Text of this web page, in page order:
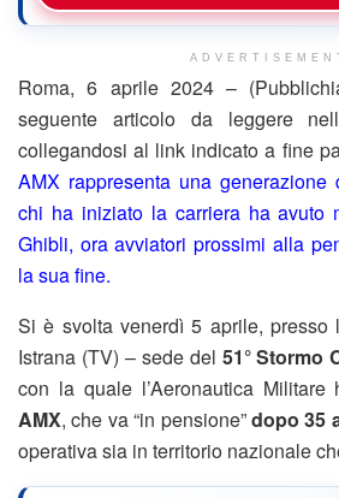
Roma, 6 aprile 2024 –
seguente articolo da leggere
collegandosi al link indicato a fine
AMX rappresenta una
chi ha iniziato la carriera ha avuto
Ghibli, ora avviatori prossimi alla
la sua fine.
Si è svolta venerdì 5 aprile, presso
Istrana (TV) – sede del 51° Stormo
con la quale l’Aeronautica Militare
AMX, che va “in pensione”dopo 35
operativa sia in territorio nazionale